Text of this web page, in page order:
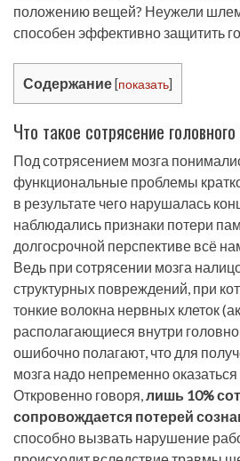
положению вещей? Неужели
способен эффективно защитить
Содержание [показать]
Что такое сотрясение
Под сотрясением мозга
функциональные проблемы
в результате чего нарушалась
наблюдались признаки потери
долгосрочной перспективе всё
Ведь при сотрясении мозга
структурных повреждений, при
тонкие волокна нервных клеток
располагающиеся внутри
ошибочно полагают, что для
мозга надо непременно оказаться
Откровенно говоря,лишь 10%
сопровождается потерей
способно вызвать нарушение